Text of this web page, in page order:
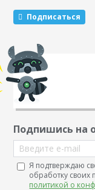
механики, которые
Подписаться
Подпишись на
Введите e-mail
Я подтверждаю
обработку своих
политикой о